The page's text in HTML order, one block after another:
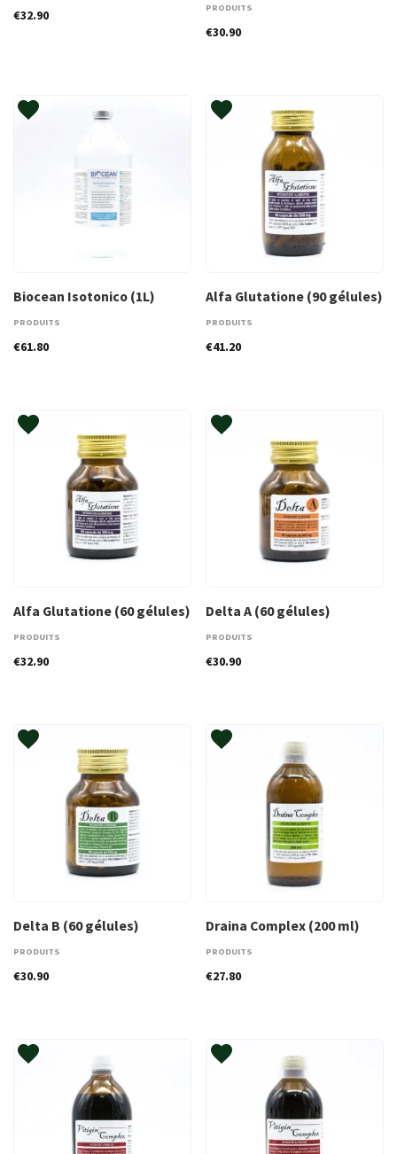
€32.90
PRODUITS
€30.90
Biocean Isotonico (1L)
PRODUITS
€61.80
Alfa Glutatione (90 gélules)
PRODUITS
€41.20
Alfa Glutatione (60 gélules)
PRODUITS
€32.90
Delta A (60 gélules)
PRODUITS
€30.90
Delta B (60 gélules)
PRODUITS
€30.90
Draina Complex (200 ml)
PRODUITS
€27.80